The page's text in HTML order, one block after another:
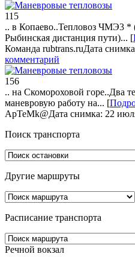
115
.. в Копаево..Тепловоз ЧМЭ3 *
Рыбинская дистанция пути)... [
Команда rubtrans.ruДата
комментарий
156
.. на Скомороховой горе..Два
маневровую работу на... [
ApTeMk@Дата снимка: 22
Поиск транспорта
Другие маршруты
Расписание транспорта
Речной вокзал